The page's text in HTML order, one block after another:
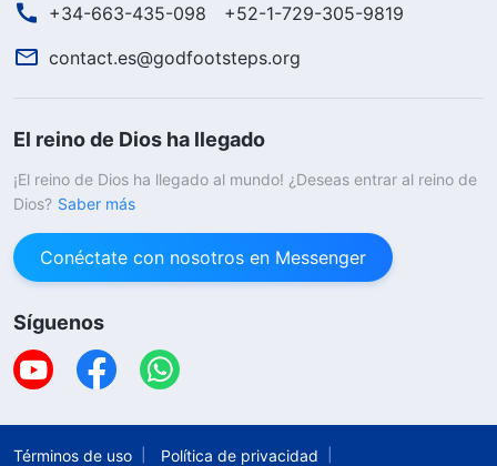
+34-663-435-098
+52-1-729-305-9819
contact.es@godfootsteps.org
El reino de Dios ha llegado
¡El reino de Dios ha llegado al mundo! ¿Deseas entrar al reino de
Dios? Saber más
Conéctate con nosotros en Messenger
Síguenos
Términos de uso Política de privacidad